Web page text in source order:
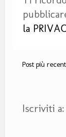
la
Post più
Iscriviti a: